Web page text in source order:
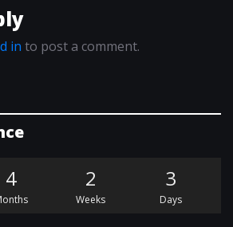
in to post a comment.
4 2
Weeks
3
Days